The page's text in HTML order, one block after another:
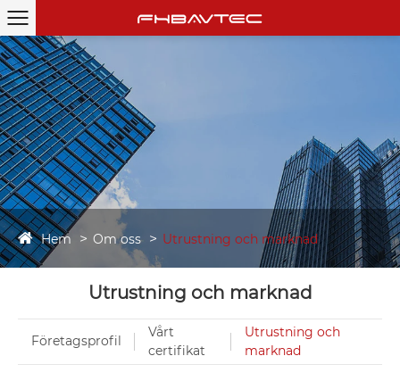
Hem Om oss Utrustning och marknad
Utrustning och marknad
Företagsprofil
Vårt
certifikat
Utrustning och
marknad